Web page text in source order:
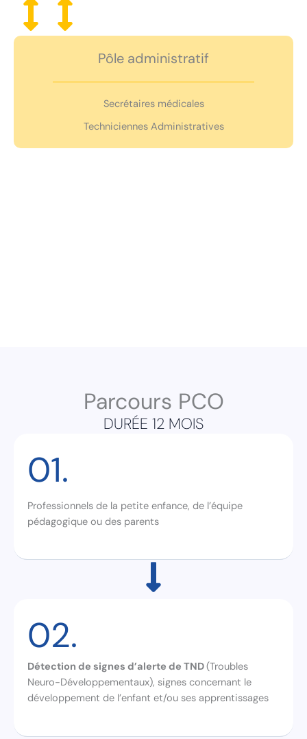
Pôle administratif
Secrétaires médicales
Techniciennes Administratives
Parcours PCO
DURÉE 12 MOIS
01.
Professionnels de la petite enfance, de l’équipe
pédagogique ou des parents
02.
Détection de signes d’alerte de TND(Troubles
Neuro-Développementaux), signes concernant le
développement de l’enfant et/ou ses apprentissages